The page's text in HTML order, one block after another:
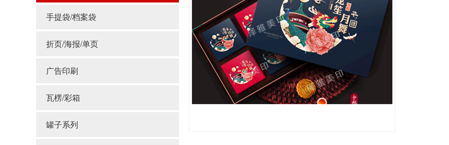
手提袋/档案袋
折页/海报/单页
广告印刷
瓦楞/彩箱
罐子系列